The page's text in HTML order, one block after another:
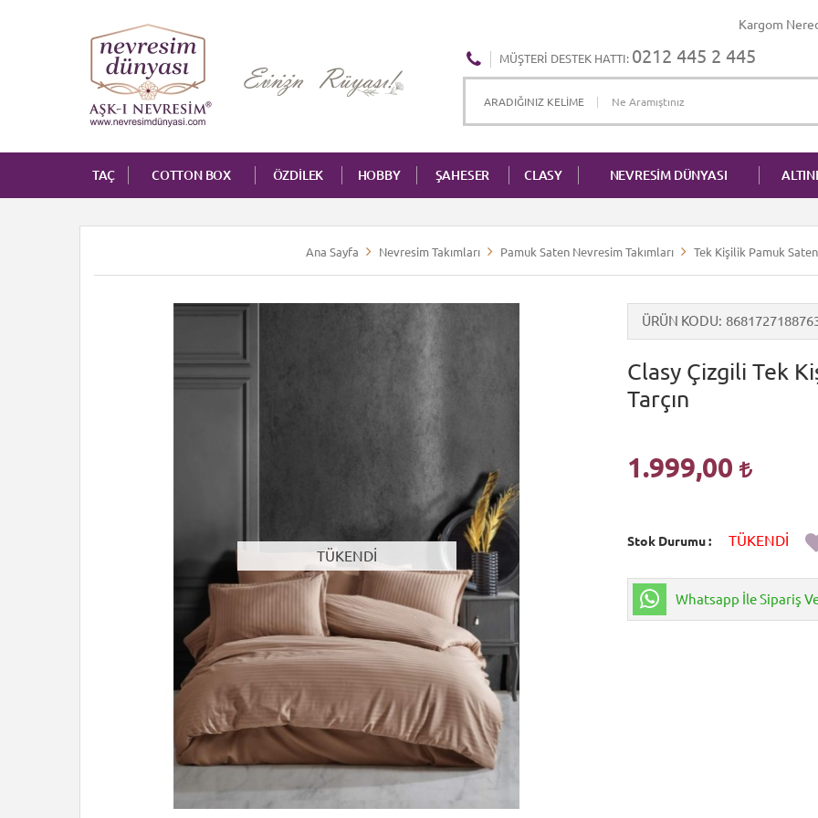
Kargom
MÜŞTERI DESTEK HATTI: 0212 445 2 445
TAÇ COTTON BOX ÖZDİLEK HOBBY ŞAHESER CLASY NEVRESİM DÜNYASI
Ana Sayfa Nevresim Takımları Pamuk Saten Nevresim Takımları Tek Kişilik Pamuk
TÜKENDİ
ÜRÜN KODU
Clasy Çizgili Tek
Tarçın
1.999,00
Stok Durumu TÜKENDİ
Whatsapp İle Sipariş